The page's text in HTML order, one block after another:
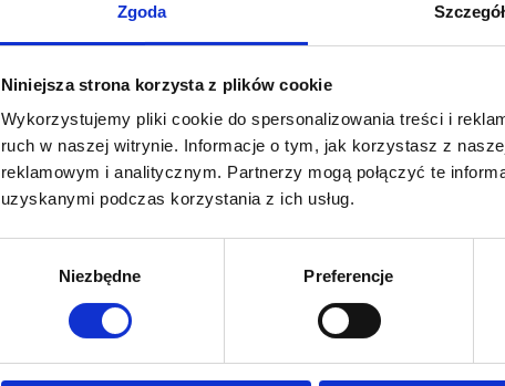
Zgoda
Niniejsza strona korzysta z plików cookie
Wykorzystujemy pliki cookie do spersonalizowania treści i
ruch w naszej witrynie. Informacje o tym, jak korzystasz z
reklamowym i analitycznym. Partnerzy mogą połączyć te
uzyskanymi podczas korzystania z ich usług.
Niezbędne Preferencje